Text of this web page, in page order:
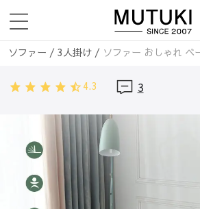
ソファー / 3人掛け/ ソファー おしゃれ
4.3
3